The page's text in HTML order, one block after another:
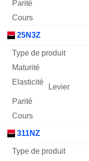
25N3Z
311NZ